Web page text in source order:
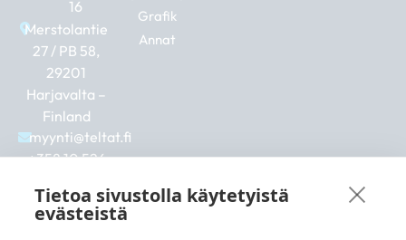
16
Merstolantie
27 / PB 58,
29201
Harjavalta –
Finland
myynti@teltat.fi
+358 10 526
F
a
I
n
L
i
Grafik
Annat
Tietoa sivustolla käytetyistä
evästeistä